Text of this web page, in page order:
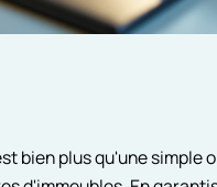
bien plus qu'une simple